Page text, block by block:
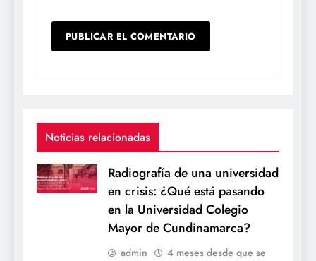
Noticias relacionadas
Radiografía de una universidad
en crisis: ¿Qué está pasando
en la Universidad Colegio
Mayor de Cundinamarca?
admin
4 meses desde que se